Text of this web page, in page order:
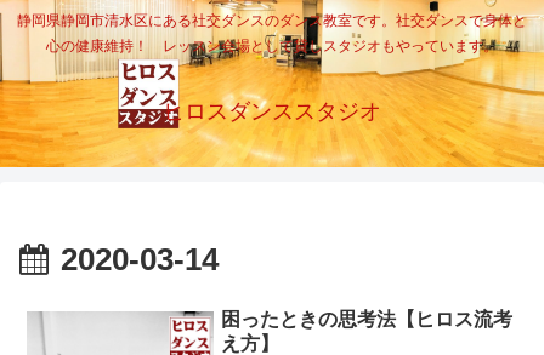
静岡県静岡市清水区にある社交ダンスのダンス教室です。社交ダンスで身体と
心の健康維持！ レッスン会場として貸しスタジオもやっています。
ヒロスダンススタジオ
2020-03-14
困ったときの思考法【ヒロス流考
え方】